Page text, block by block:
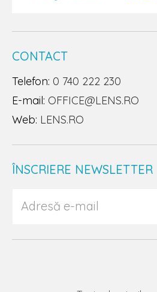
CONTACT
Telefon: 0 740 222 230
E-mail: OFFICE@LENS.RO
Web: LENS.RO
ÎNSCRIERE NEWSLETTER